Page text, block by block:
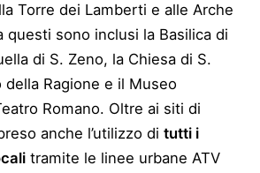
Torre dei Lamberti e alle Arche
questi sono inclusi la Basilica di
di S. Zeno, la Chiesa di S.
della Ragione e il Museo
Romano. Oltre ai siti di
anche l’utilizzo ditutti i
tramite le linee urbane ATV